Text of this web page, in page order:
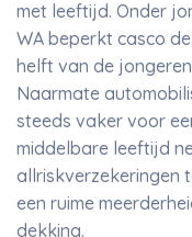
met leeftijd. Onder
WA beperkt casco
helft van de
Naarmate
steeds vaker voor
middelbare leeftijd
allriskverzekeringen
een ruime
dekking.